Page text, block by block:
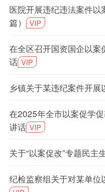
医院开展违纪违法案件
篇）
VIP
在全区召开国资国企以
话 VIP
乡镇关于某违纪案件开
在2025年全市以案促学
讲话 VIP
关于“以案促改”专题民主
纪检监察组关于对某单